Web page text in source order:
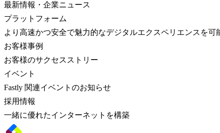
最新情報・企業ニュース
プラットフォーム
より高速かつ安全で魅力的なデジタルエクスペリエンスを可
お客様事例
お客様のサクセスストリー
イベント
Fastly 関連イベントのお知らせ
採用情報
一緒に優れたインターネットを構築